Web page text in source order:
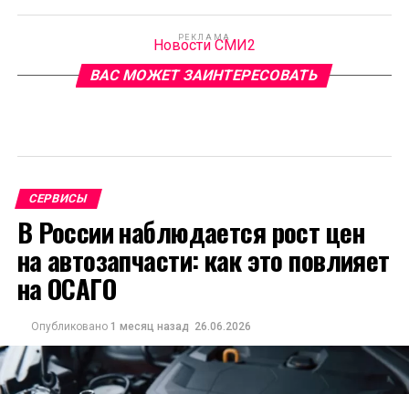
РЕКЛАМА
Новости СМИ2
ВАС МОЖЕТ ЗАИНТЕРЕСОВАТЬ
СЕРВИСЫ
В России наблюдается рост цен
на автозапчасти: как это повлияет
на ОСАГО
Опубликовано 1 месяц назад 26.06.2026